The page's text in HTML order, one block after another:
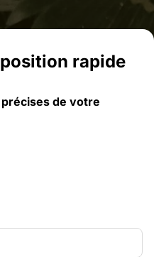
rapide
de votre